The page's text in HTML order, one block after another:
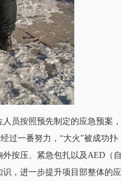
员按照预先制定的应急预案，
过一番努力，“大火”被成功扑
按压、紧急包扎以及AED（自
，进一步提升项目部整体的应